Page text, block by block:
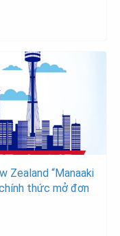
Zealand “Manaaki
thức mở đơn